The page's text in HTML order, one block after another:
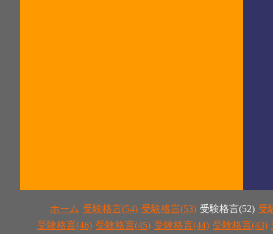
ホーム 受験格言(54) 受験格言(53) 受験格言(52) 受
受験格言(46) 受験格言(45) 受験格言(44) 受験格言(43)